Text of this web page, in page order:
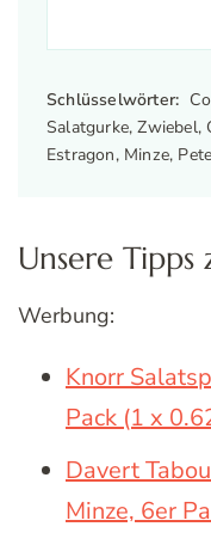
Schlüsselwörter:
Salatgurke, Zwiebel,
Estragon, Minze,
Unsere Tipps
Werbung:
Knorr
Pack (1 x
Davert
Minze, 6er